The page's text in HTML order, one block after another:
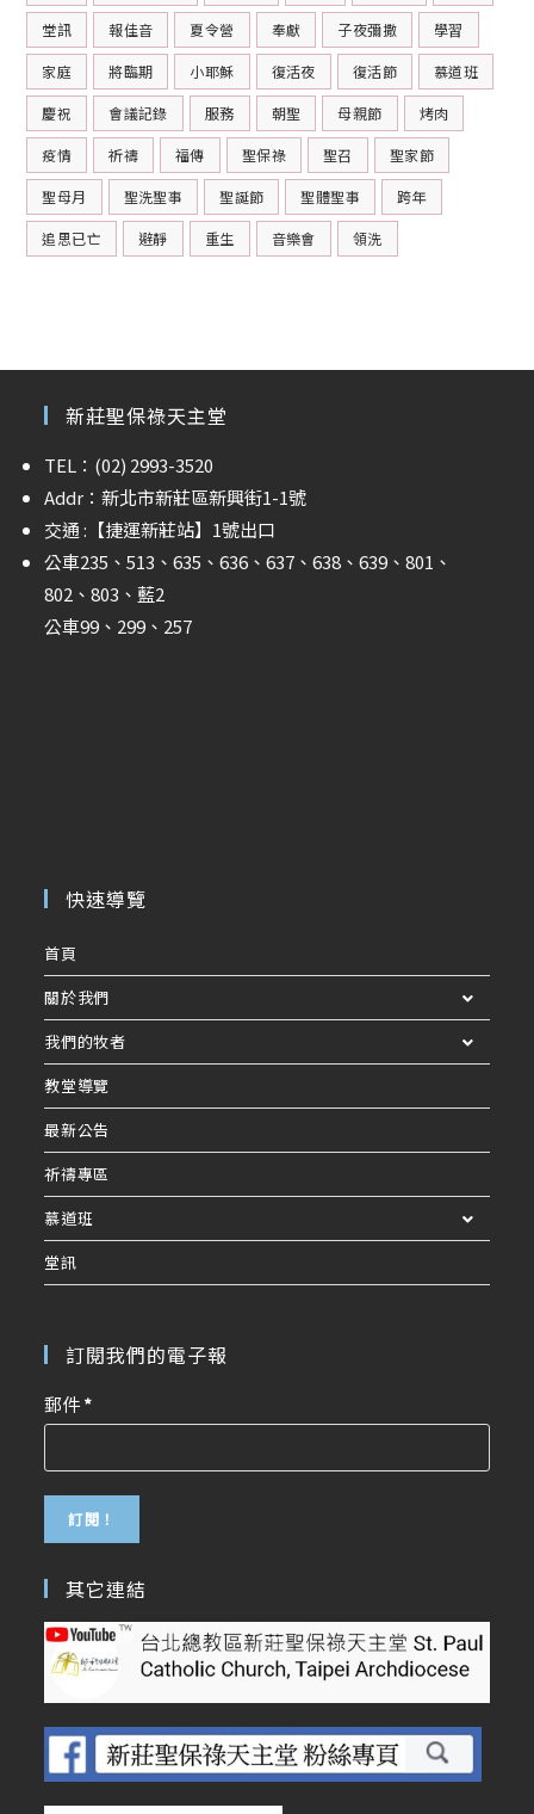
堂訊 報佳音 夏令營 奉獻 子夜彌撒 學習
家庭 將臨期 小耶穌 復活夜 復活節 慕道班
慶祝 會議記錄 服務 朝聖 母親節 烤肉
疫情 祈禱 福傳 聖保祿 聖召 聖家節
聖母月 聖洗聖事 聖誕節 聖體聖事 跨年
追思已亡 避靜 重生 音樂會 領洗
新莊聖保祿天主堂
TEL：(02) 2993-3520
Addr：新北市新莊區新興街1-1號
交通 : 【捷運新莊站】 1號出口
公車235、513、635、636、637、638、639、801、
802、803、藍2
公車99、299、257
快速導覽
首頁
關於我們
我們的牧者
教堂導覽
最新公告
祈禱專區
慕道班
堂訊
訂閱我們的電子報
郵件*
其它連結